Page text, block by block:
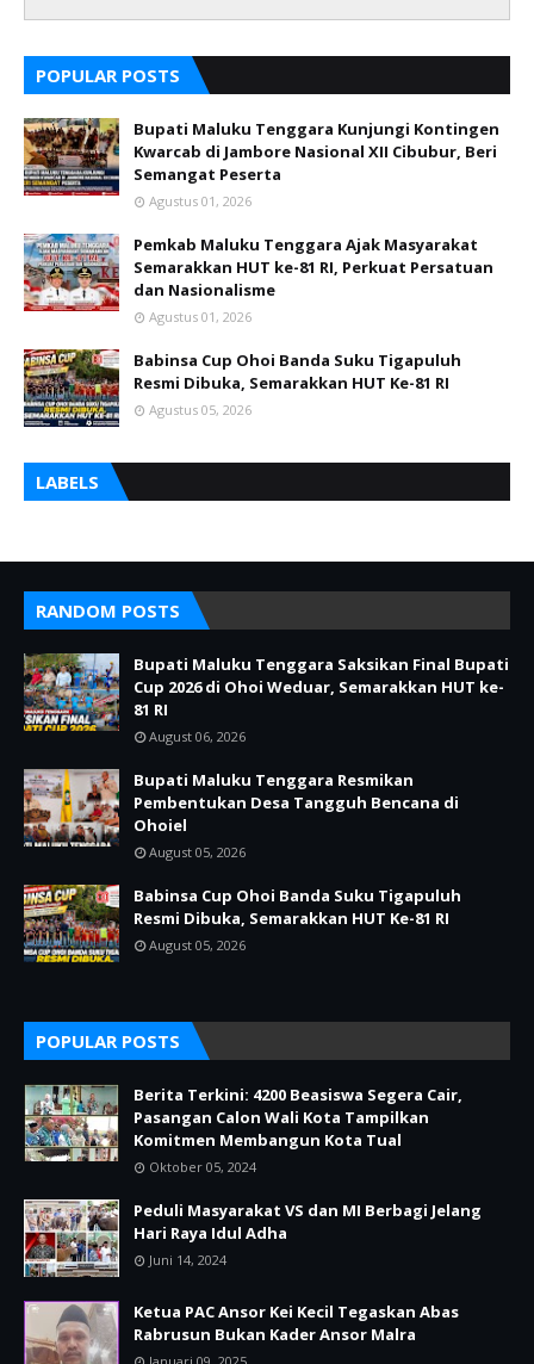
POPULAR POSTS
Bupati Maluku Tenggara Kunjungi Kontingen
Kwarcab di Jambore Nasional XII Cibubur, Beri
Semangat Peserta
Agustus 01, 2026
Pemkab Maluku Tenggara Ajak Masyarakat
Semarakkan HUT ke-81 RI, Perkuat Persatuan
dan Nasionalisme
Agustus 01, 2026
Babinsa Cup Ohoi Banda Suku Tigapuluh
Resmi Dibuka, Semarakkan HUT Ke-81 RI
Agustus 05, 2026
LABELS
RANDOM POSTS
Bupati Maluku Tenggara Saksikan Final Bupati
Cup 2026 di Ohoi Weduar, Semarakkan HUT ke-
81 RI
August 06, 2026
Bupati Maluku Tenggara Resmikan
Pembentukan Desa Tangguh Bencana di
Ohoiel
August 05, 2026
Babinsa Cup Ohoi Banda Suku Tigapuluh
Resmi Dibuka, Semarakkan HUT Ke-81 RI
August 05, 2026
POPULAR POSTS
Berita Terkini: 4200 Beasiswa Segera Cair,
Pasangan Calon Wali Kota Tampilkan
Komitmen Membangun Kota Tual
Oktober 05, 2024
Peduli Masyarakat VS dan MI Berbagi Jelang
Hari Raya Idul Adha
Juni 14, 2024
Ketua PAC Ansor Kei Kecil Tegaskan Abas
Rabrusun Bukan Kader Ansor Malra